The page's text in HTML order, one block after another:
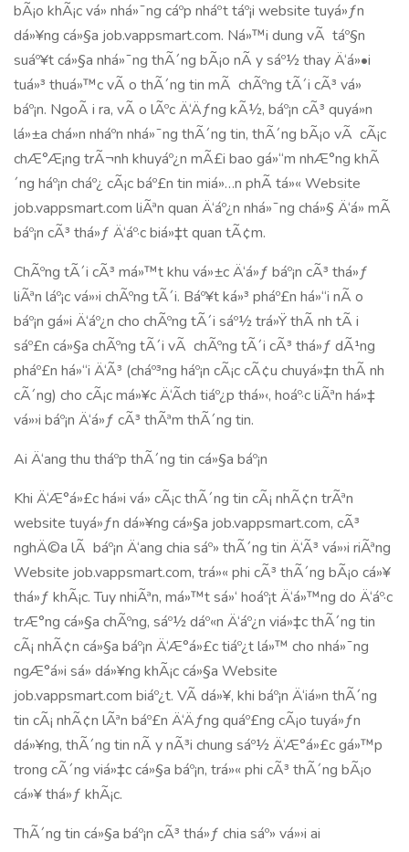
bÃ¡o khÃ¡c vá» nhá»¯ng cáº­p nháº­t táº¡i website tuyá»ƒn
dá»¥ng cá»§a job.vappsmart.com. Ná»™i dung vÃ táº§n
suáº¥t cá»§a nhá»¯ng thÃ´ng bÃ¡o nÃ y sáº½ thay Ä‘á»•i
tuá»³ thuá»™c vÃ o thÃ´ng tin mÃ chÃºng tÃ´i cÃ³ vá»
báº¡n. NgoÃ i ra, vÃ o lÃºc Ä‘Äƒng kÃ½, báº¡n cÃ³ quyá»n
lá»±a chá»n nháº­n nhá»¯ng thÃ´ng tin, thÃ´ng bÃ¡o vÃ cÃ¡c
chÆ°Æ¡ng trÃ¬nh khuyáº¿n mÃ£i bao gá»“m nhÆ°ng khÃ
´ng háº¡n cháº¿ cÃ¡c báº£n tin miá»…n phÃ­ tá»« Website
job.vappsmart.com liÃªn quan Ä‘áº¿n nhá»¯ng chá»§ Ä‘á» mÃ
báº¡n cÃ³ thá»ƒ Ä‘áº·c biá»‡t quan tÃ¢m.
ChÃºng tÃ´i cÃ³ má»™t khu vá»±c Ä‘á»ƒ báº¡n cÃ³ thá»ƒ
liÃªn láº¡c vá»›i chÃºng tÃ´i. Báº¥t ká»³ pháº£n há»“i nÃ o
báº¡n gá»­i Ä‘áº¿n cho chÃºng tÃ´i sáº½ trá»Ÿ thÃ nh tÃ i
sáº£n cá»§a chÃºng tÃ´i vÃ chÃºng tÃ´i cÃ³ thá»ƒ dÃ¹ng
pháº£n há»“i Ä‘Ã³ (cháº³ng háº¡n cÃ¡c cÃ¢u chuyá»‡n thÃ nh
cÃ´ng) cho cÃ¡c má»¥c Ä‘Ã­ch tiáº¿p thá»‹, hoáº·c liÃªn há»‡
vá»›i báº¡n Ä‘á»ƒ cÃ³ thÃªm thÃ´ng tin.
Ai Ä‘ang thu tháº­p thÃ´ng tin cá»§a báº¡n
Khi Ä‘Æ°á»£c há»i vá» cÃ¡c thÃ´ng tin cÃ¡ nhÃ¢n trÃªn
website tuyá»ƒn dá»¥ng cá»§a job.vappsmart.com, cÃ³
nghÄ©a lÃ báº¡n Ä‘ang chia sáº» thÃ´ng tin Ä‘Ã³ vá»›i riÃªng
Website job.vappsmart.com, trá»« phi cÃ³ thÃ´ng bÃ¡o cá»¥
thá»ƒ khÃ¡c. Tuy nhiÃªn, má»™t sá»‘ hoáº¡t Ä‘á»™ng do Ä‘áº·c
trÆ°ng cá»§a chÃºng, sáº½ dáº«n Ä‘áº¿n viá»‡c thÃ´ng tin
cÃ¡ nhÃ¢n cá»§a báº¡n Ä‘Æ°á»£c tiáº¿t lá»™ cho nhá»¯ng
ngÆ°á»i sá»­ dá»¥ng khÃ¡c cá»§a Website
job.vappsmart.com biáº¿t. VÃ­ dá»¥, khi báº¡n Ä‘iá»n thÃ´ng
tin cÃ¡ nhÃ¢n lÃªn báº£n Ä‘Äƒng quáº£ng cÃ¡o tuyá»ƒn
dá»¥ng, thÃ´ng tin nÃ y nÃ³i chung sáº½ Ä‘Æ°á»£c gá»™p
trong cÃ´ng viá»‡c cá»§a báº¡n, trá»« phi cÃ³ thÃ´ng bÃ¡o
cá»¥ thá»ƒ khÃ¡c.
ThÃ´ng tin cá»§a báº¡n cÃ³ thá»ƒ chia sáº» vá»›i ai